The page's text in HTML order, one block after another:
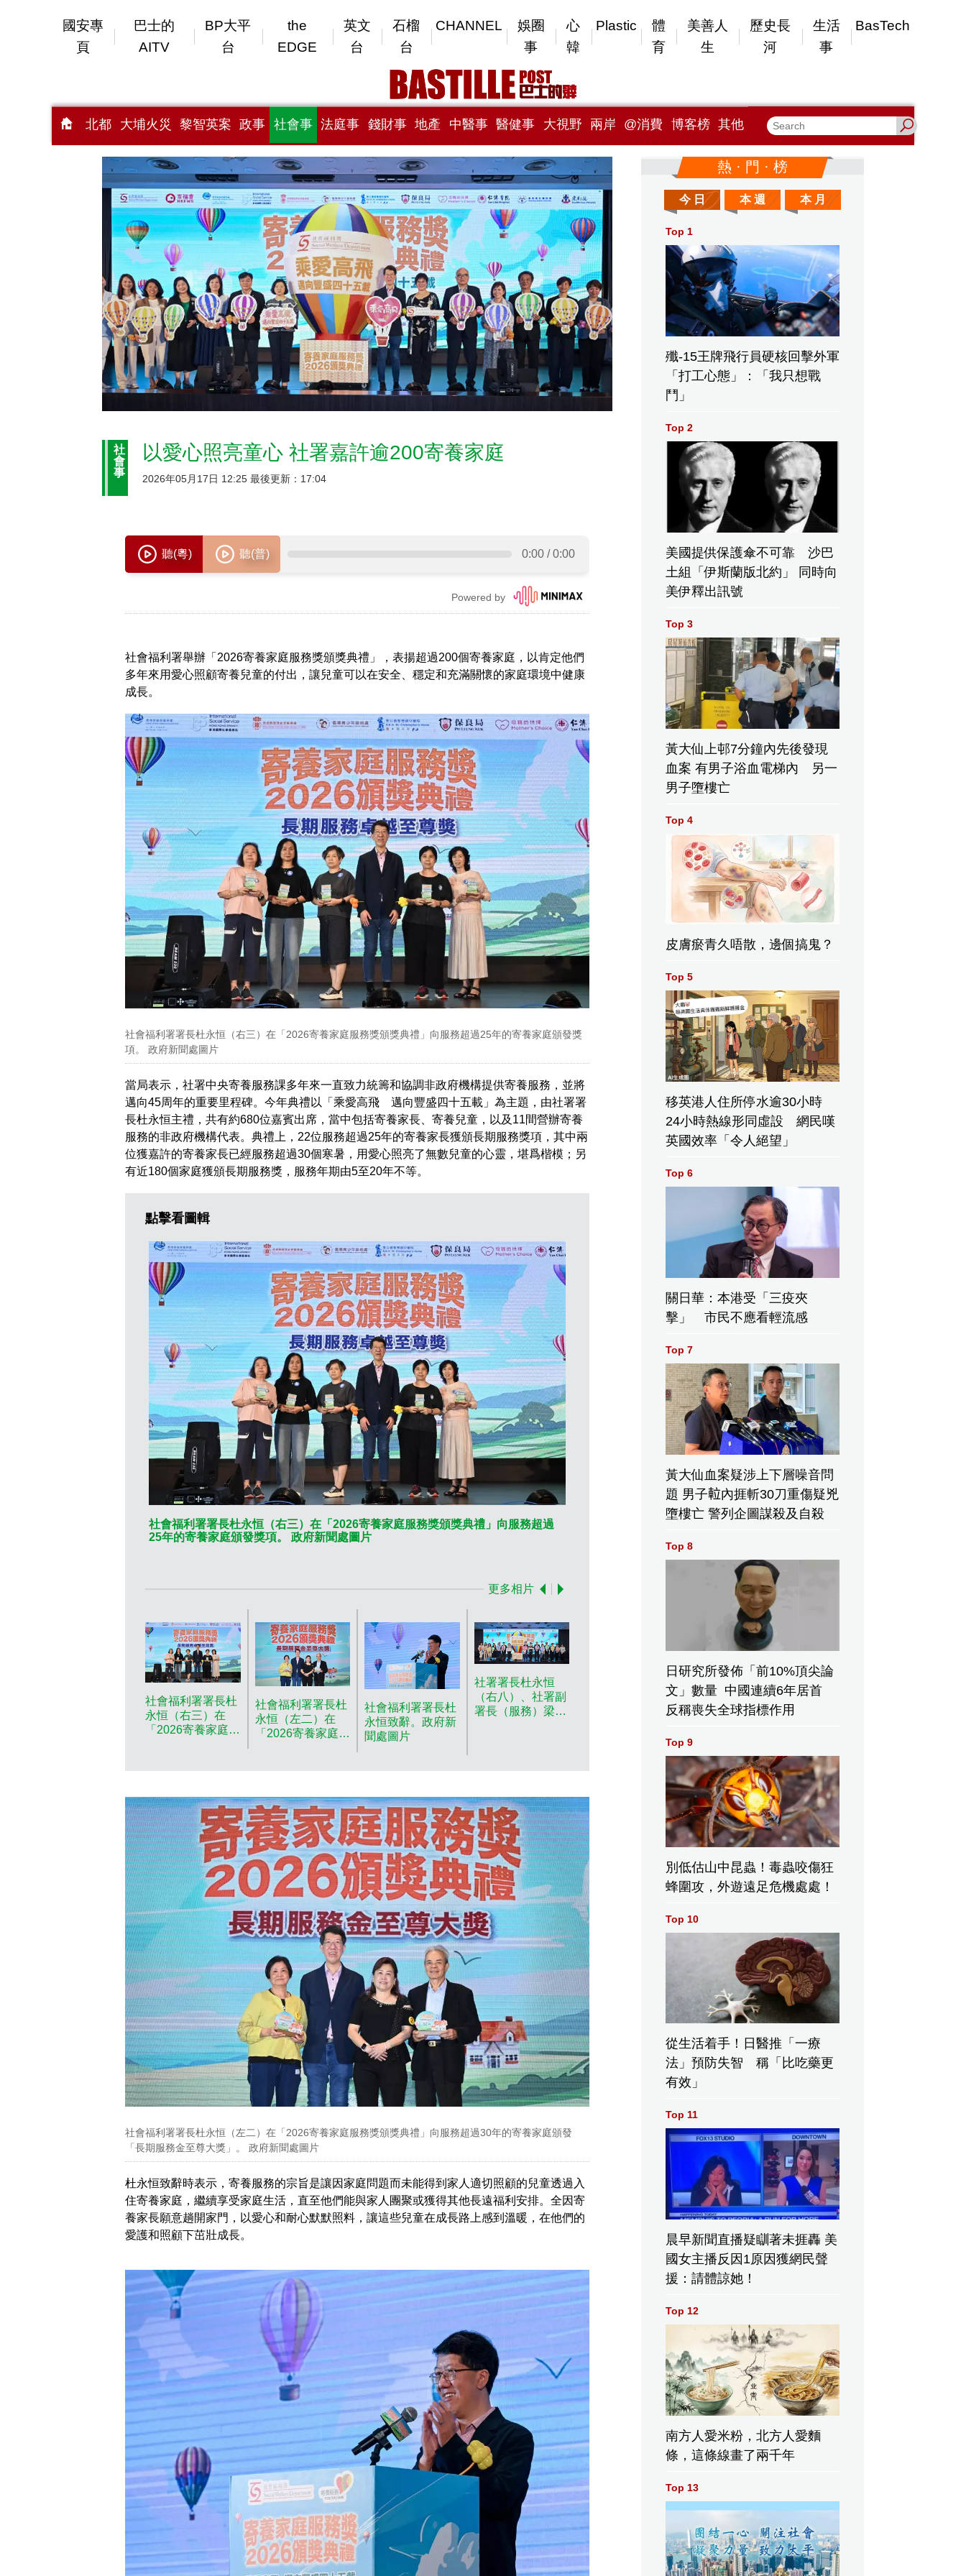
國安專
頁
巴士的
AITV
BP大平
台
the
EDGE
英文
台
石榴
台
CHANNEL
娛圈
事
心
韓
Plastic
體
育
美善人
生
歷史長
河
生活
事
BasTech
北都 大埔火災 黎智英案 政事 社會事 法庭事 錢財事 地產 中醫事 醫健事 大視野 兩岸 @消費 博客榜 其他
社
會
事
以愛心照亮童心 社署嘉許逾200寄養家庭
2026年05月17日 12:25 最後更新：17:04
社會福利署舉辦「2026寄養家庭服務獎頒獎典禮」，表揚超過200個寄養家庭，以肯定他們
多年來用愛心照顧寄養兒童的付出，讓兒童可以在安全、穩定和充滿關懷的家庭環境中健康
成長。
社會福利署署長杜永恒（右三）在「2026寄養家庭服務獎頒獎典禮」向服務超過25年的寄養家庭頒發獎
項。 政府新聞處圖片
當局表示，社署中央寄養服務課多年來一直致力統籌和協調非政府機構提供寄養服務，並將
邁向45周年的重要里程碑。今年典禮以「乘愛高飛 邁向豐盛四十五載」為主題，由社署署
長杜永恒主禮，共有約680位嘉賓出席，當中包括寄養家長、寄養兒童，以及11間營辦寄養
服務的非政府機構代表。典禮上，22位服務超過25年的寄養家長獲頒長期服務獎項，其中兩
位獲嘉許的寄養家長已經服務超過30個寒暑，用愛心照亮了無數兒童的心靈，堪爲楷模；另
有近180個家庭獲頒長期服務獎，服務年期由5至20年不等。
點擊看圖輯
社會福利署署長杜永恒（右三）在「2026寄養家庭服務獎頒獎典禮」向服務超過
25年的寄養家庭頒發獎項。 政府新聞處圖片
30年的寄養家庭頒發「長期服務金至尊大獎」。 政府新聞處圖片
更多相片
社會福利署署長杜
永恒（右三）在
「2026寄養家庭服
養家庭頒發獎項。
社會福利署署長杜
永恒（左二）在
「2026寄養家庭服
獎」。 政府新聞處
圖片
社會福利署署長杜
永恒致辭。政府新
聞處圖片
社署署長杜永恒
（右八）、社署副
署長（服務）梁綺
（右七）；以及中
專員林文儀（右
一）與11間營辦寄
養服務的非政府機
構代表在活動上合
照。 政府新聞處圖
片
社會福利署署長杜永恒（左二）在「2026寄養家庭服務獎頒獎典禮」向服務超過30年的寄養家庭頒發
「長期服務金至尊大獎」。 政府新聞處圖片
杜永恒致辭時表示，寄養服務的宗旨是讓因家庭問題而未能得到家人適切照顧的兒童透過入
住寄養家庭，繼續享受家庭生活，直至他們能與家人團聚或獲得其他長遠福利安排。全因寄
養家長願意趟開家門，以愛心和耐心默默照料，讓這些兒童在成長路上感到溫暖，在他們的
愛護和照顧下茁壯成長。
熱 · 門 · 榜
今 日 本 週 本 月
Top 1
殲-15王牌飛行員硬核回擊外軍
「打工心態」：「我只想戰
鬥」
Top 2
美國提供保護傘不可靠 沙巴
土組「伊斯蘭版北約」 同時向
美伊釋出訊號
Top 3
黃大仙上邨7分鐘內先後發現
血案 有男子浴血電梯內 另一
男子墮樓亡
Top 4
皮膚瘀青久唔散，邊個搞鬼？
Top 5
移英港人住所停水逾30小時
24小時熱線形同虛設 網民嘆
英國效率「令人絕望」
Top 6
關日華：本港受「三疫夾
擊」 市民不應看輕流感
Top 7
黃大仙血案疑涉上下層噪音問
題 男子𨋢內捱斬30刀重傷疑兇
墮樓亡 警列企圖謀殺及自殺
Top 8
日研究所發佈「前10%頂尖論
文」數量 中國連續6年居首
反稱喪失全球指標作用
Top 9
別低估山中昆蟲！毒蟲咬傷狂
蜂圍攻，外遊遠足危機處處！
Top 10
從生活着手！日醫推「一療
法」預防失智 稱「比吃藥更
有效」
Top 11
晨早新聞直播疑瞓著未捱轟 美
國女主播反因1原因獲網民聲
援：請體諒她！
Top 12
南方人愛米粉，北方人愛麵
條，這條線畫了兩千年
Top 13